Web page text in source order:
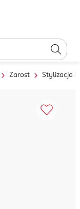
Zarost Stylizacja